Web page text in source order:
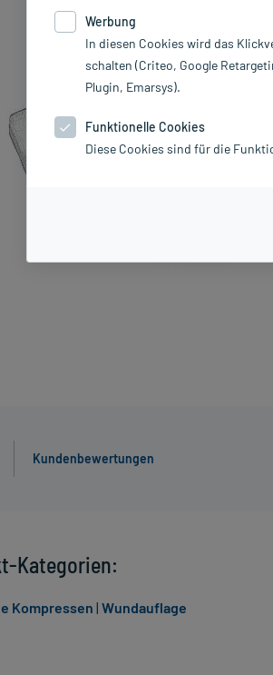
Kundenbewertungen
Kategorien:
Kompressen | Wundauflage
Werbung
In diesen Cookies wird das
schalten (Criteo, Google
Plugin, Emarsys).
Funktionelle Cookies
Diese Cookies sind für die